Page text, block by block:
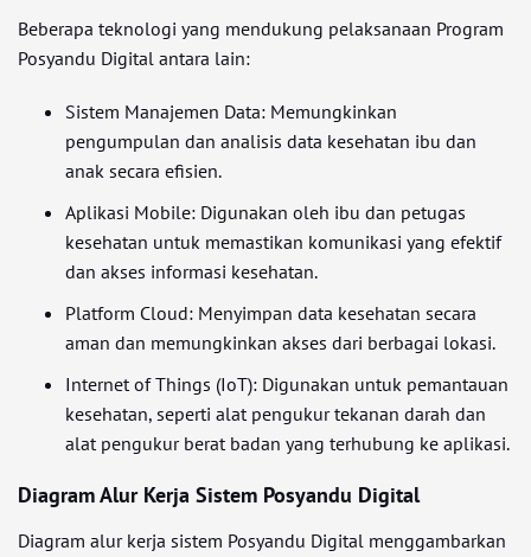
Beberapa teknologi yang mendukung pelaksanaan Program
Posyandu Digital antara lain:
Sistem Manajemen Data: Memungkinkan
pengumpulan dan analisis data kesehatan ibu dan
anak secara efisien.
Aplikasi Mobile: Digunakan oleh ibu dan petugas
kesehatan untuk memastikan komunikasi yang efektif
dan akses informasi kesehatan.
Platform Cloud: Menyimpan data kesehatan secara
aman dan memungkinkan akses dari berbagai lokasi.
Internet of Things (IoT): Digunakan untuk pemantauan
kesehatan, seperti alat pengukur tekanan darah dan
alat pengukur berat badan yang terhubung ke aplikasi.
Diagram Alur Kerja Sistem Posyandu Digital
Diagram alur kerja sistem Posyandu Digital menggambarkan